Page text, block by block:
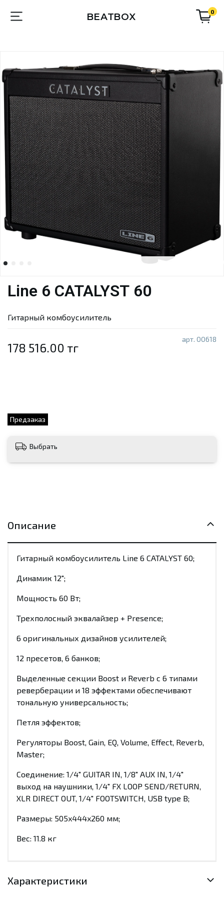
BEATBOX 0
арт. 00618
Предзаказ
Line 6 CATALYST 60
178 516.00 тг
Гитарный комбоусилитель
Выбрать
Описание
Гитарный комбоусилитель Line 6 CATALYST 60;
Динамик 12";
Мощность 60 Вт;
Трехполосный эквалайзер + Presence;
6 оригинальных дизайнов усилителей;
12 пресетов, 6 банков;
Выделенные секции Boost и Reverb с 6 типами
реверберации и 18 эффектами обеспечивают
тональную универсальность;
Петля эффектов;
Регуляторы Boost, Gain, EQ, Volume, Effect, Reverb,
Master;
Соединение: 1/4" GUITAR IN, 1/8" AUX IN, 1/4"
выход на наушники, 1/4" FX LOOP SEND/RETURN,
XLR DIRECT OUT, 1/4" FOOTSWITCH, USB type B;
Размеры: 505x444x260 мм;
Вес: 11.8 кг
Характеристики